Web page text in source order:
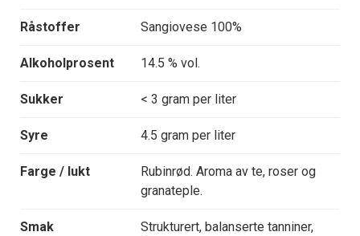
Råstoffer Sangiovese 100%
Alkoholprosent 14.5 % vol.
Sukker < 3 gram per liter
Syre 4.5 gram per liter
Farge / lukt
Rubinrød. Aroma av te, roser og
granateple.
Smak
Strukturert, balanserte tanniner,